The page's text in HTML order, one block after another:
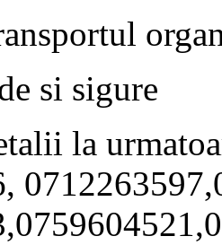
si sigure
la